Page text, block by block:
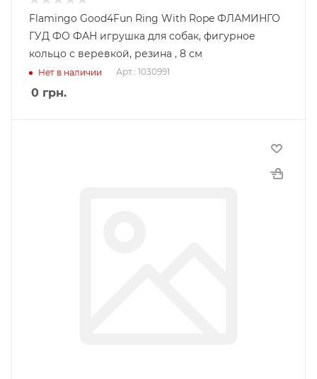
Flamingo Good4Fun Ring With Rope ФЛАМИНГО
ГУД ФО ФАН игрушка для собак, фигурное
кольцо с веревкой, резина , 8 см
Нет в наличии Арт.: 1030991
0 грн.